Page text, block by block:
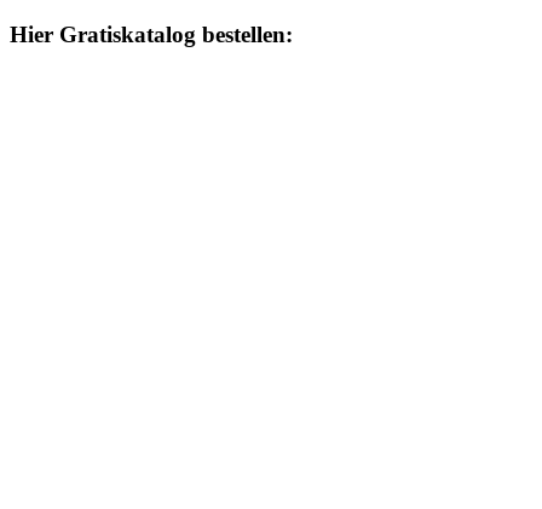
Hier Gratiskatalog bestellen: